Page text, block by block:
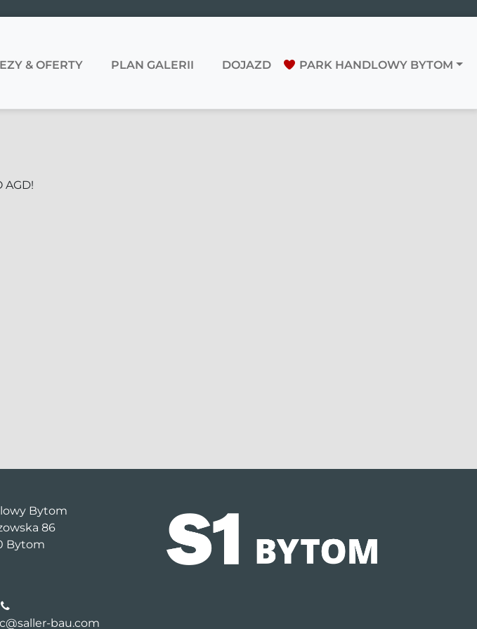
& OFERTY PLAN GALERII DOJAZD PARK HANDLOWY BYTOM
AGD!
Bytom
86
Bytom
bau.com